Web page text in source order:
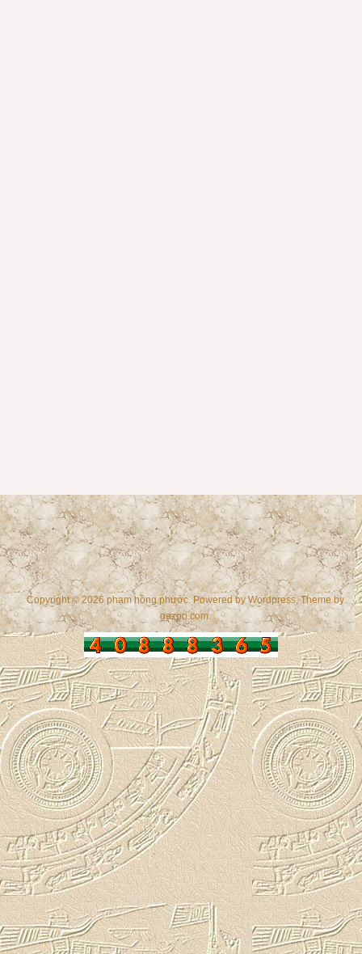
Copyright © 2026 phạm hồng phước. Powered byWordpress, Theme by
gazpo.com.